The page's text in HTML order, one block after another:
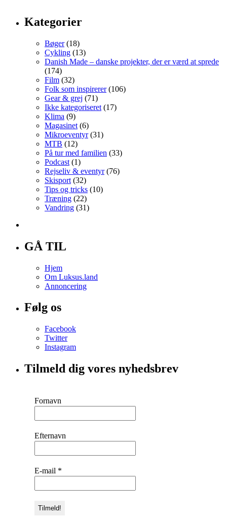
Kategorier
Bøger(18)
Cykling (13)
Danish Made – danske projekter, der er værd at sprede
(174)
Film (32)
Folk som inspirerer(106)
Gear & grej (71)
Ikke kategoriseret (17)
Klima (9)
Magasinet (6)
Mikroeventyr(31)
MTB (12)
På tur med familien (33)
Podcast (1)
Rejseliv & eventyr(76)
Skisport (32)
Tips og tricks (10)
Træning (22)
Vandring (31)
GÅ TIL
Hjem
Om Luksus.land
Annoncering
Følg os
Facebook
Twitter
Instagram
Tilmeld dig vores nyhedsbrev
Fornavn
Efternavn
E-mail *